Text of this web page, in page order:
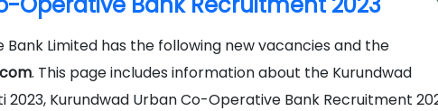
Limited has the following new vacancies and the
. This page includes information about the Kurundwad
Kurundwad Urban Co-Operative Bank Recruitment